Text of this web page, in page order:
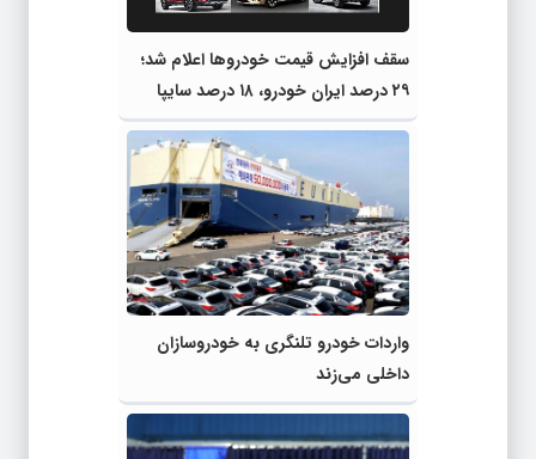
سقف افزایش قیمت خودروها اعلام شد؛
۲۹ درصد ایران خودرو، ۱۸ درصد سایپا
واردات خودرو تلنگری به خودروسازان
داخلی می‌زند